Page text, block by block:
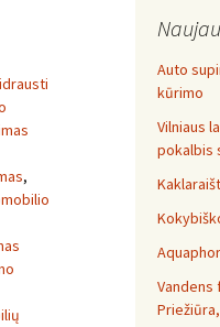
,
Auto
kūrimo
Vilniaus
pokalbis
Vandens